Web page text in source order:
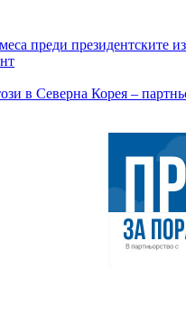
преди президентските
в Северна Корея –